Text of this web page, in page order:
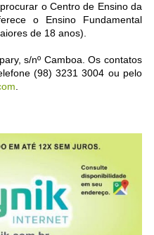
o Centro de Ensino da
o Ensino Fundamental
de 18 anos).
s/nº Camboa. Os contatos
(98) 3231 3004 ou pelo
.